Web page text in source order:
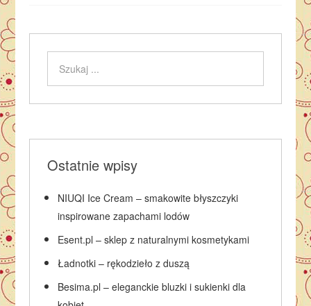
Ostatnie wpisy
NIUQI Ice Cream – smakowite błyszczyki
inspirowane zapachami lodów
Esent.pl – sklep z naturalnymi kosmetykami
Ładnotki – rękodzieło z duszą
Besima.pl – eleganckie bluzki i sukienki dla